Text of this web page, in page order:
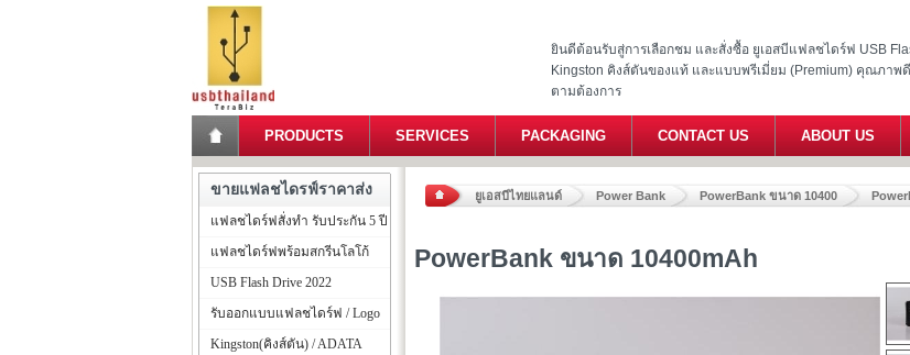
ยินดีต้อนรับสู่การเลือกชม และสั่งซื้อ ยูเอสบีแฟลชไดร์ฟ USB
Kingston คิงส์ตันของแท้ และแบบพรีเมี่ยม (Premium) คุณภาพ
ตามต้องการ
PRODUCTS SERVICES PACKAGING CONTACT US ABOUT US
ยูเอสบีไทยแลนด์ Power Bank PowerBank ขนาด 10400
PowerBank ขนาด 10400mAh
ขายแฟลชไดรฟ์ราคาส่ง
แฟลชไดร์ฟสั่งทำ รับประกัน 5 ปี
แฟลชไดร์ฟพร้อมสกรีนโลโก้
USB Flash Drive 2022
รับออกแบบแฟลชไดร์ฟ / Logo
Kingston(คิงส์ตัน) / ADATA